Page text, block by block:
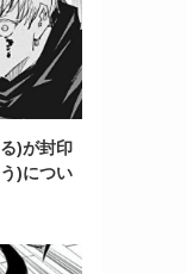
)が封印
)につい